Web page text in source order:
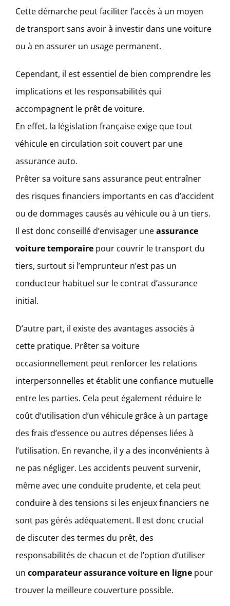
Cette démarche peut faciliter l’accès à un moyen
de transport sans avoir à investir dans une voiture
ou à en assurer un usage permanent.
Cependant, il est essentiel de bien comprendre les
implications et les responsabilités qui
accompagnent le prêt de voiture.
En effet, la législation française exige que tout
véhicule en circulation soit couvert par une
assurance auto.
Prêter sa voiture sans assurance peut entraîner
des risques financiers importants en cas d’accident
ou de dommages causés au véhicule ou à un tiers.
Il est donc conseillé d’envisager uneassurance
voiture temporaire pour couvrir le transport du
tiers, surtout si l’emprunteur n’est pas un
conducteur habituel sur le contrat d’assurance
initial.
D’autre part, il existe des avantages associés à
cette pratique. Prêter sa voiture
occasionnellement peut renforcer les relations
interpersonnelles et établit une confiance mutuelle
entre les parties. Cela peut également réduire le
coût d’utilisation d’un véhicule grâce à un partage
des frais d’essence ou autres dépenses liées à
l’utilisation. En revanche, il y a des inconvénients à
ne pas négliger. Les accidents peuvent survenir,
même avec une conduite prudente, et cela peut
conduire à des tensions si les enjeux financiers ne
sont pas gérés adéquatement. Il est donc crucial
de discuter des termes du prêt, des
responsabilités de chacun et de l’option d’utiliser
un comparateur assurance voiture en ligne pour
trouver la meilleure couverture possible.